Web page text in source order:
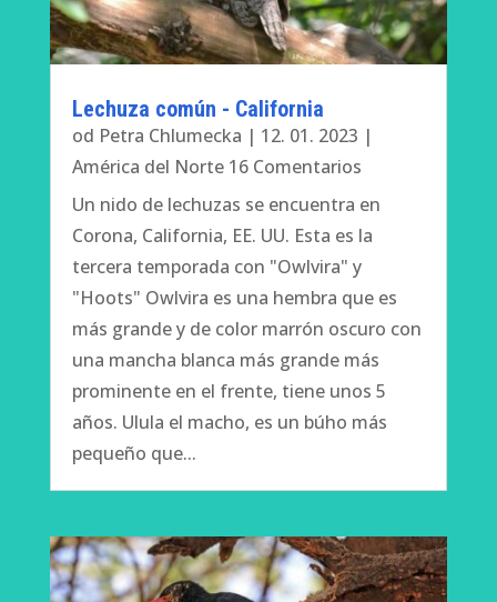
Lechuza común - California
od Petra Chlumecka | 12. 01. 2023 |
América del Norte16 Comentarios
Un nido de lechuzas se encuentra en
Corona, California, EE. UU. Esta es la
tercera temporada con "Owlvira" y
"Hoots" Owlvira es una hembra que es
más grande y de color marrón oscuro con
una mancha blanca más grande más
prominente en el frente, tiene unos 5
años. Ulula el macho, es un búho más
pequeño que...